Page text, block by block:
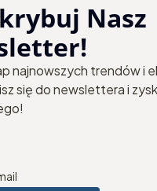
Nasz
najnowszych trendów i
się do newslettera i